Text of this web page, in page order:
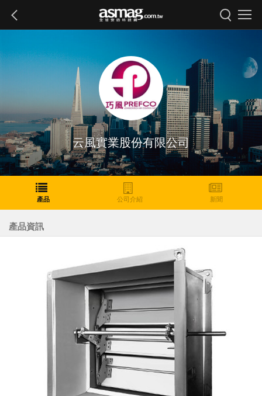
云風實業股份有限公司
產品 公司介紹 新聞
產品資訊